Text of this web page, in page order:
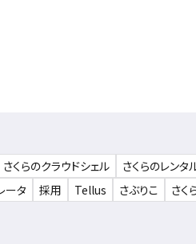
さくらのクラウドシェル さくらのレンタ
ータ 採用 Tellus さぶりこ さく